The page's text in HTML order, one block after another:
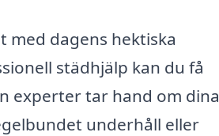
med dagens hektiska
städhjälp kan du få
experter tar hand om dina
underhåll eller